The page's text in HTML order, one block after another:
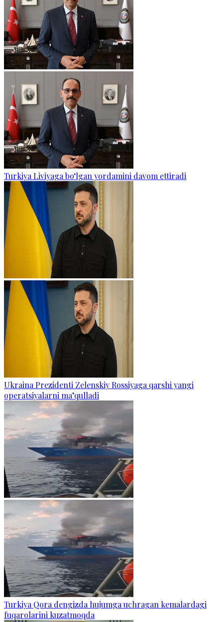
Turkiya Liviyaga bo‘lgan yordamini davom ettiradi
Ukraina Prezidenti Zelenskiy Rossiyaga qarshi yangi
operatsiyalarni ma’qulladi
Turkiya Qora dengizda hujumga uchragan kemalardagi
fuqarolarini kuzatmoqda